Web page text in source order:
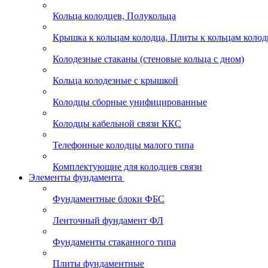
Кольца колодцев, Полукольца
Крышка к кольцам колодца, Плиты к кольцам
Колодезные стаканы (стеновые кольца с дном)
Кольца колодезные с крышкой
Колодцы сборные унифицированные
Колодцы кабельной связи ККС
Телефонные колодцы малого типа
Комплектующие для колодцев связи
Элементы фундамента
Фундаментные блоки ФБС
Ленточный фундамент ФЛ
Фундаменты стаканного типа
Плиты фундаментные